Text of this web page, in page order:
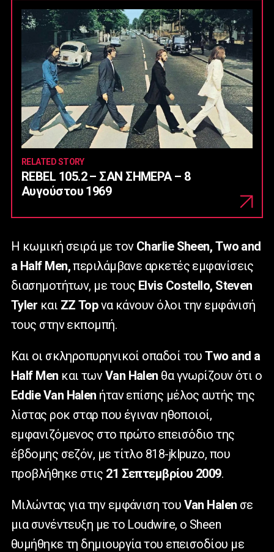
RELATED STORY
REBEL 105.2 – ΣΑΝ ΣΗΜΕΡΑ – 8
Αυγούστου 1969
Η κωμική σειρά με τον Charlie Sheen, Two and
a Half Men,περιλάμβανε αρκετές εμφανίσεις
διασημοτήτων, με τους Elvis Costello, Steven
Tyler και ZZ Topνα κάνουν όλοι την εμφάνισή
τους στην εκπομπή.
Και οι σκληροπυρηνικοί οπαδοί τουTwo and a
Half Men και τωνVan Halen θα γνωρίζουν ότι ο
EddieVan Halen ήταν επίσης μέλος αυτής της
λίστας ροκ σταρ που έγιναν ηθοποιοί,
εμφανιζόμενος στο πρώτο επεισόδιο της
έβδομης σεζόν, με τίτλο 818-jklpuzo, που
προβλήθηκε στις 21 Σεπτεμβρίου 2009.
Μιλώντας για την εμφάνιση του Van Halen σε
μια συνέντευξη με το Loudwire, ο Sheen
θυμήθηκε τη δημιουργία του επεισοδίου με